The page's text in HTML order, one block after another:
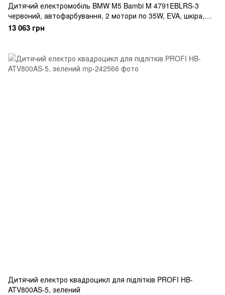
Дитячий електромобіль BMW M5 Bambi M 4791EBLRS-3
червоний, автофарбування, 2 мотори по 35W, EVA, шкіра,
MP3, USB, Bluetooth
13 063 грн
Дитячий електро квадроцикл для підлітків PROFI HB-
ATV800AS-5, зелений